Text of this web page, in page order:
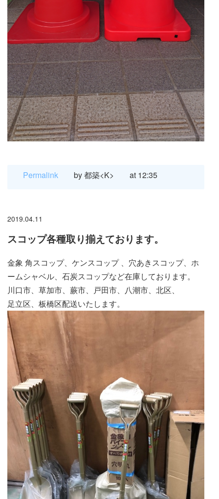
Permalink by 都築<K> at 12:35
2019.04.11
スコップ各種取り揃えております。
金象 角スコップ、ケンスコップ 、穴あきスコップ、ホ
ームシャベル、石炭スコップなど在庫しております。
川口市、草加市、蕨市、戸田市、八潮市、北区、
足立区、板橋区配送いたします。